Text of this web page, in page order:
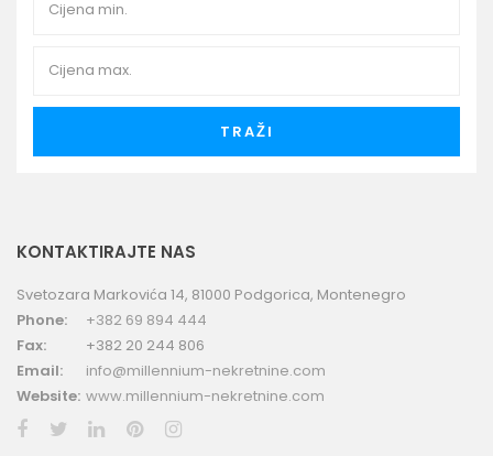
TRAŽI
KONTAKTIRAJTE NAS
Svetozara Markovića 14, 81000 Podgorica, Montenegro
Phone:
+382 69 894 444
Fax:
+382 20 244 806
Email:
info@millennium-nekretnine.com
Website: www.millennium-nekretnine.com